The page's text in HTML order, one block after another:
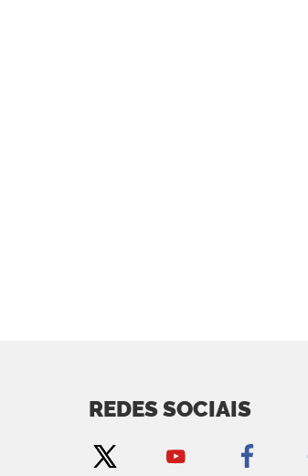
REDES SOCIAIS